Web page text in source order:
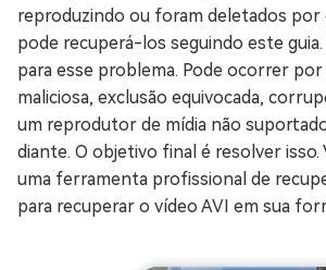
reproduzindo ou foram deletados por
pode recuperá-los seguindo este guia.
para esse problema. Pode ocorrer por
maliciosa, exclusão equivocada,
um reprodutor de mídia não
diante. O objetivo final é resolver isso.
uma ferramenta profissional de
para recuperar o vídeo AVI em sua